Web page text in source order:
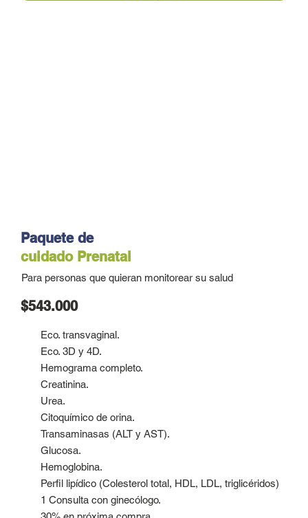
Paquete de
cuidado Prenatal
Para personas que quieran monitorear su salud
$543.000
Eco. transvaginal.
Eco. 3D y 4D.
Hemograma completo.
Creatinina.
Urea.
Citoquímico de orina.
Transaminasas (ALT y AST).
Glucosa.
Hemoglobina.
Perfil lipídico (Colesterol total, HDL, LDL, triglicéridos)
1 Consulta con ginecólogo.